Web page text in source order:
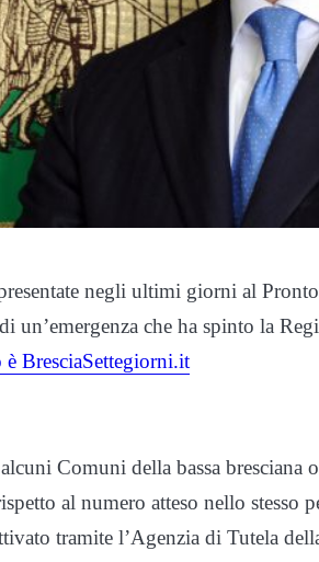
negli ultimi giorni al
un’emergenza che ha spinto la
BresciaSettegiorni.it
Comuni della bassa bresciana
al numero atteso nello stesso
tramite l’Agenzia di Tutela